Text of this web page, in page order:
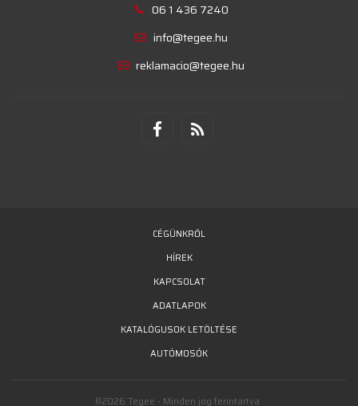
06 1 436 7240
info@tegee.hu
reklamacio@tegee.hu
CÉGÜNKRŐL
HÍREK
KAPCSOLAT
ADATLAPOK
KATALÓGUSOK LETÖLTÉSE
AUTÓMOSÓK
©2026 Tegee - Minden jog fenntartva